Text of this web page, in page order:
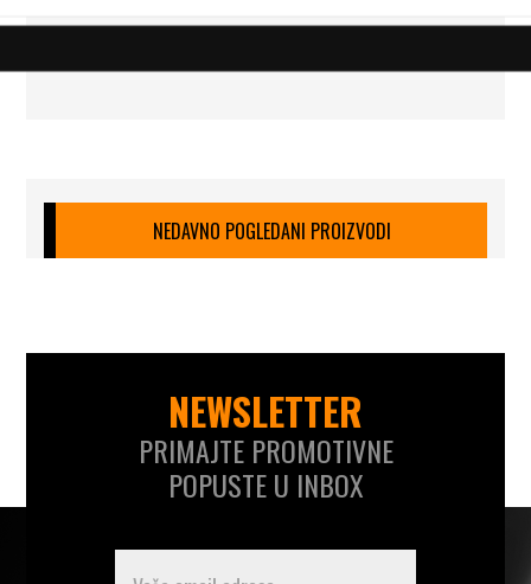
NEDAVNO POGLEDANI PROIZVODI
NEWSLETTER
PRIMAJTE PROMOTIVNE
POPUSTE U INBOX